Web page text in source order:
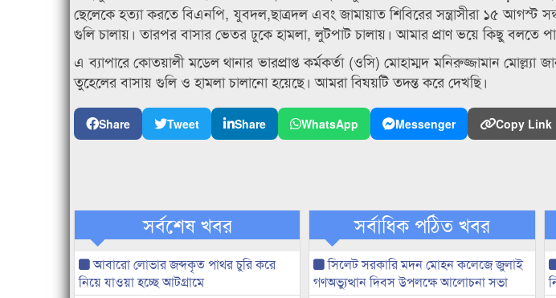
ছেলেকে হত্যা করতে বিএনপি, যুবদল,ছাত্রদল এবং জামায়াত শিবিরের সন্ত্রাসীরা ১৫ আগস্ট
গুলি চালায়। তারপর বাসার ভেতর ঢুকে হামলা, লুটপাট চালায়। আমার প্রাণ ভয়ে কিছু বলতে
এ ব্যাপারে কোতয়ালী মডেল থানার ভারপ্রাপ্ত কর্মকর্তা (ওসি) মোহাম্মদ মনিরুজ্জামান
তুহেলের বাসায় গুলি ও হামলা চালানো হয়েছে। আমরা বিষয়টি তদন্ত করে দেখছি।
Share Tweet Share WhatsApp Messenger Copy Link
সর্বশেষ খবর
আবারো লোভার জব্দকৃত পাথর চুরি করে
নিয়ে যাওয়া হচ্ছে আটগ্রামে
সর্বাধিক পঠিত খবর
সিলেট সরকারি মদন মোহন কলেজে জুলাই
গণঅভ্যুত্থান দিবস উপলক্ষে আলোচনা সভা